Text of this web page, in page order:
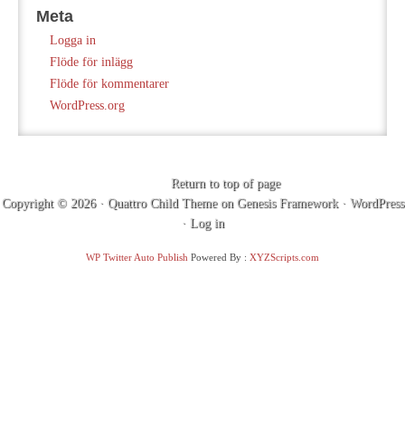
Meta
Logga in
Flöde för inlägg
Flöde för kommentarer
WordPress.org
Return to top of page
Copyright © 2026 · Quattro Child Themeon Genesis Framework· WordPress
· Log in
WP Twitter Auto Publish Powered By : XYZScripts.com